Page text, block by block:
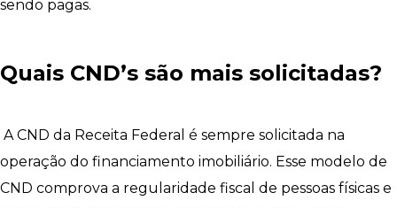
sendo pagas.
Quais CND’s são mais solicitadas?
A CND da Receita Federal é sempre solicitada na
operação do financiamento imobiliário. Esse modelo de
CND comprova a regularidade fiscal de pessoas físicas e